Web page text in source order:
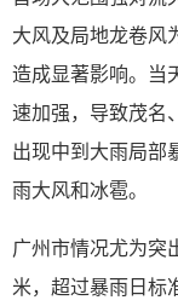
大风及局地龙卷风
造成显著影响。当
速加强，导致茂名
出现中到大雨局部
雨大风和冰雹。
广州市情况尤为突
米，超过暴雨日标